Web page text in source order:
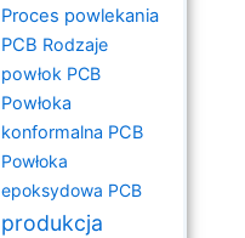
Proces powlekania
PCB Rodzaje
powłok PCB
Powłoka
konformalna PCB
Powłoka
epoksydowa PCB
produkcja